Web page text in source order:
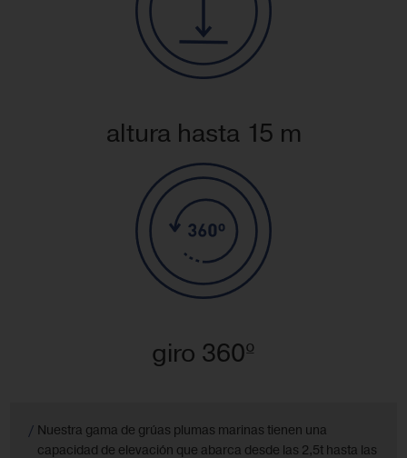
altura hasta 15 m
giro 360º
Nuestra gama de grúas plumas marinas tienen una
capacidad de elevación que abarca desde las 2,5t hasta las